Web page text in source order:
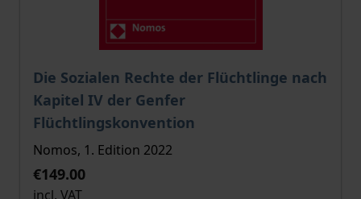
Die Sozialen Rechte der Flüchtlinge nach
Kapitel IV der Genfer
Flüchtlingskonvention
The price depends on the options chosen on the
Nomos, 1. Edition 2022
€149.00
incl. VAT